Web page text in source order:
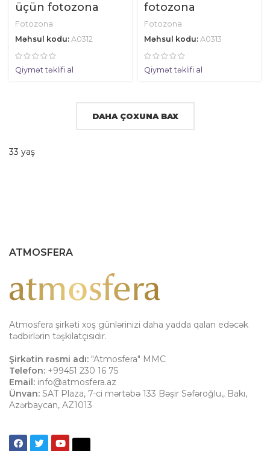
üçün fotozona
Fotozona
Məhsul kodu: A0312
Qiymət təklifi al
fotozona
Fotozona
Məhsul kodu: A0313
Qiymət təklifi al
DAHA ÇOXUNA BAX
33 yaş
ATMOSFERA
Atmosfera şirkəti xoş günlərinizi daha yadda qalan edəcək
tədbirlərin təşkilatçısıdır.
Şirkətin rəsmi adı: "Atmosfera" MMC
Telefon: +99451 230 16 75
Email: info@atmosfera.az
Ünvan: SAT Plaza, 7-ci mərtəbə 133 Bəşir Səfəroğlu,, Bakı,
Azərbaycan, AZ1013